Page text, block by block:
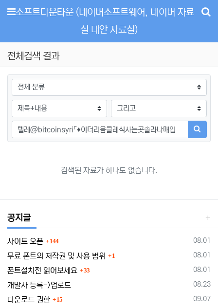
메뉴
소프트다운타운 (네이버소프트웨어, 네이버 자료
실 대안 자료실)
전체검색 결과
그룹
검색조건 검색방법
검색어
검색하
검색된 자료가 하나도 없습니다.
공지글
등록일
08.01
사이트 오픈 144
등록일
08.01
무료 폰트의 저작권 및 사용 범위 1
등록일
08.01
폰트설치전 읽어보세요 33
등록일
08.23
개발사 등록->업로드
등록일
09.07
다운로드 권한 15